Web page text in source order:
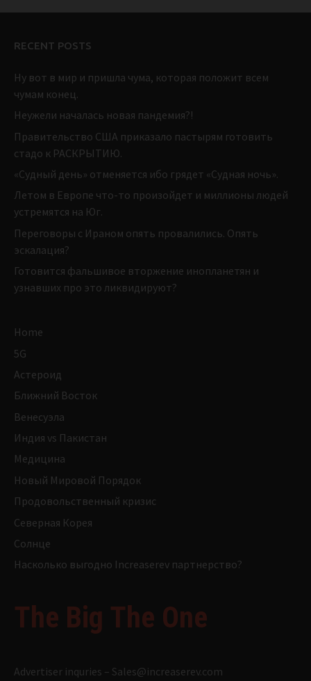
RECENT POSTS
Ну вот в мир и пришла чума, которая положит всем
чумам конец.
Неужели началась новая пандемия?!
Правительство США приказало пастырям готовить
стадо к РАСКРЫТИЮ.
«Судный день» отменяется ибо грядет «Судная ночь».
Летом в Европе что-то произойдет и миллионы людей
устремятся на Юг.
Переговоры с Ираном опять провалились. Опять
эскалация?
Готовится фальшивое вторжение инопланетян и
узнавших про это ликвидируют?
Home
5G
Астероид
Ближний Восток
Венесуэла
Индия vs Пакистан
Медицина
Новый Мировой Порядок
Продовольственный кризис
Северная Корея
Солнце
Насколько выгодно Increaserev партнерство?
The Big The One
Advertiser inquries – Sales@increaserev.com